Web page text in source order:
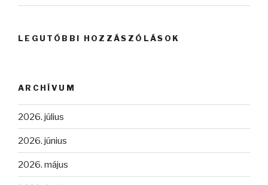
LEGUTÓBBI HOZZÁSZÓLÁSOK
ARCHÍVUM
2026. július
2026. június
2026. május